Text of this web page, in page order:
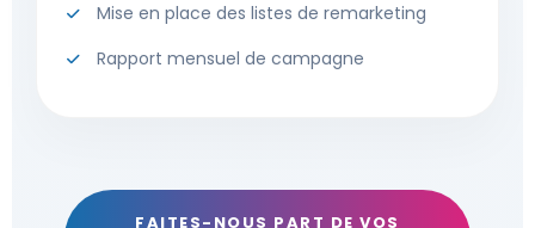
Mise en place des listes de remarketing
Rapport mensuel de campagne
FAITES-NOUS PART DE VOS